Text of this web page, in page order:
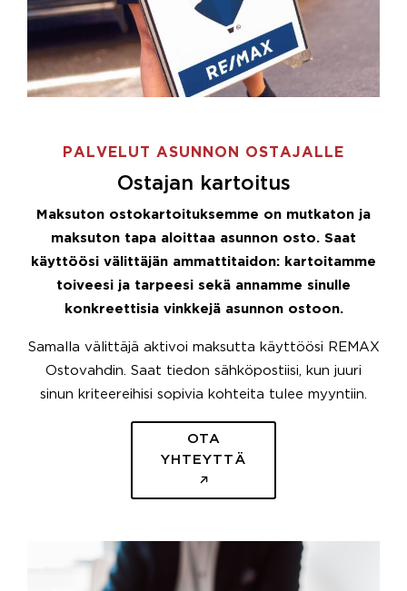
PALVELUT ASUNNON OSTAJALLE
Ostajan kartoitus
Maksuton ostokartoituksemme on mutkaton ja
maksuton tapa aloittaa asunnon osto. Saat
käyttöösi välittäjän ammattitaidon: kartoitamme
toiveesi ja tarpeesi sekä annamme sinulle
konkreettisia vinkkejä asunnon ostoon.
Samalla välittäjä aktivoi maksutta käyttöösi REMAX
Ostovahdin. Saat tiedon sähköpostiisi, kun juuri
sinun kriteereihisi sopivia kohteita tulee myyntiin.
OTA
YHTEYTTÄ